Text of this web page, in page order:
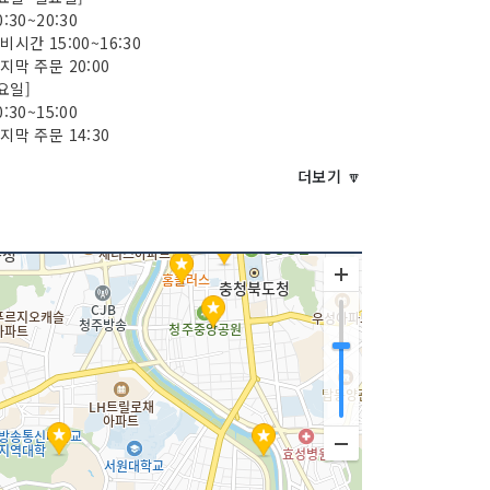
시간 15:00~16:30
막 주문 20:00
일]
막 주문 14:30
더보기 🔽